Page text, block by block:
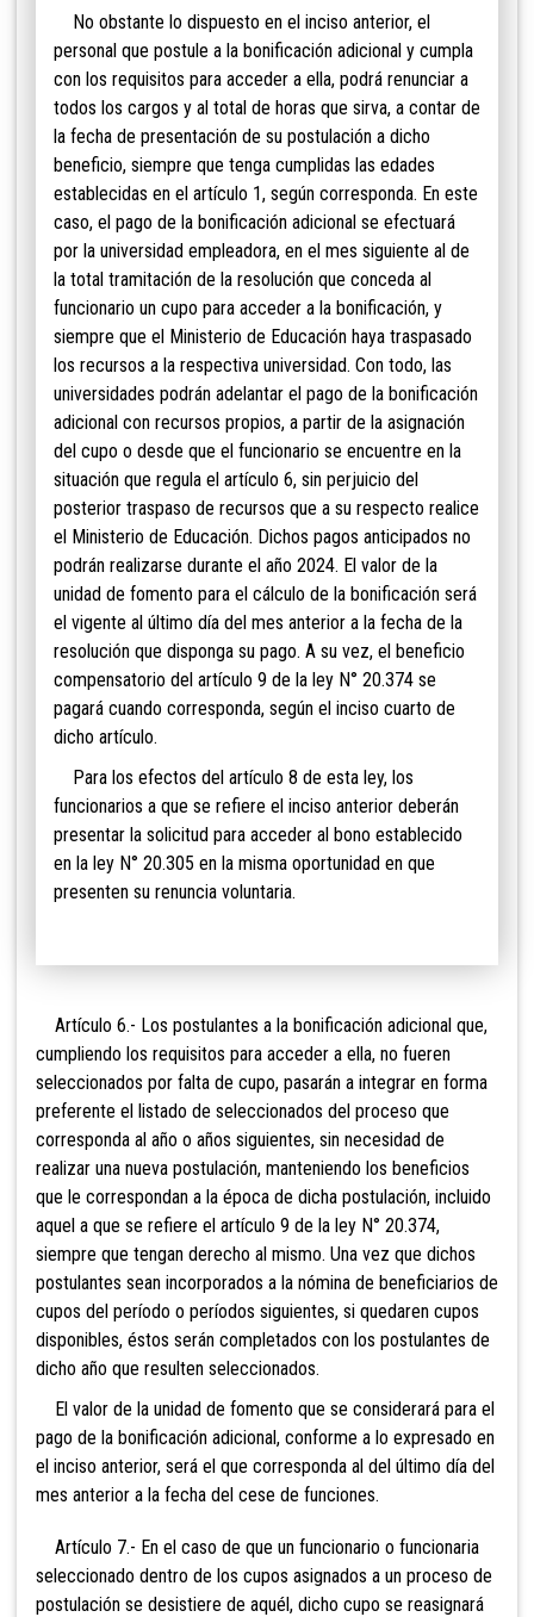
No obstante lo dispuesto en el inciso anterior, el
personal que postule a la bonificación adicional y cumpla
con los requisitos para acceder a ella, podrá renunciar a
todos los cargos y al total de horas que sirva, a contar de
la fecha de presentación de su postulación a dicho
beneficio, siempre que tenga cumplidas las edades
establecidas en el artículo 1, según corresponda. En este
caso, el pago de la bonificación adicional se efectuará
por la universidad empleadora, en el mes siguiente al de
la total tramitación de la resolución que conceda al
funcionario un cupo para acceder a la bonificación, y
siempre que el Ministerio de Educación haya traspasado
los recursos a la respectiva universidad. Con todo, las
universidades podrán adelantar el pago de la bonificación
adicional con recursos propios, a partir de la asignación
del cupo o desde que el funcionario se encuentre en la
situación que regula el artículo 6, sin perjuicio del
posterior traspaso de recursos que a su respecto realice
el Ministerio de Educación. Dichos pagos anticipados no
podrán realizarse durante el año 2024. El valor de la
unidad de fomento para el cálculo de la bonificación será
el vigente al último día del mes anterior a la fecha de la
resolución que disponga su pago. A su vez, el beneficio
compensatorio del artículo 9 de la ley N° 20.374 se
pagará cuando corresponda, según el inciso cuarto de
dicho artículo.
Para los efectos del artículo 8 de esta ley, los
funcionarios a que se refiere el inciso anterior deberán
presentar la solicitud para acceder al bono establecido
en la ley N° 20.305 en la misma oportunidad en que
presenten su renuncia voluntaria.
Artículo 6.- Los postulantes a la bonificación adicional que,
cumpliendo los requisitos para acceder a ella, no fueren
seleccionados por falta de cupo, pasarán a integrar en forma
preferente el listado de seleccionados del proceso que
corresponda al año o años siguientes, sin necesidad de
realizar una nueva postulación, manteniendo los beneficios
que le correspondan a la época de dicha postulación, incluido
aquel a que se refiere el artículo 9 de la ley N° 20.374,
siempre que tengan derecho al mismo. Una vez que dichos
postulantes sean incorporados a la nómina de beneficiarios de
cupos del período o períodos siguientes, si quedaren cupos
disponibles, éstos serán completados con los postulantes de
dicho año que resulten seleccionados.
El valor de la unidad de fomento que se considerará para el
pago de la bonificación adicional, conforme a lo expresado en
el inciso anterior, será el que corresponda al del último día del
mes anterior a la fecha del cese de funciones.
Artículo 7.- En el caso de que un funcionario o funcionaria
seleccionado dentro de los cupos asignados a un proceso de
postulación se desistiere de aquél, dicho cupo se reasignará